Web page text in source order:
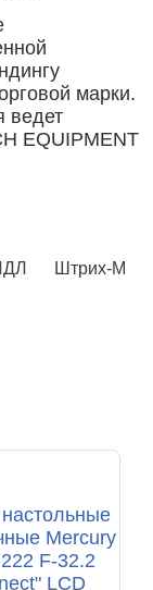
марки.
ведет
EQUIPMENT
Штрих-М